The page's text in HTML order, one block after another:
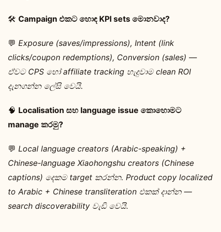
🛠️ Campaign එකට හොඳ KPI sets මොනවාද?
💬 Exposure (saves/impressions), Intent (link
clicks/coupon redemptions), Conversion (sales) —
ඒවට CPS හෝ affiliate tracking හැදුවාම clean ROI
දැනගන්න ලේසි වෙයි.
🧠 Localisation සහ language issue කොහොමට
manage කරමු?
💬 Local language creators (Arabic-speaking) +
Chinese-language Xiaohongshu creators (Chinese
captions) දෙකම target කරන්න. Product copy localized
to Arabic + Chinese transliteration එකක් දාන්න —
search discoverability වැඩි වෙයි.